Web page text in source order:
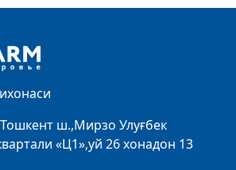
ш.,Мирзо Улуғбек
«Ц1»,уй 26 хонадон 13